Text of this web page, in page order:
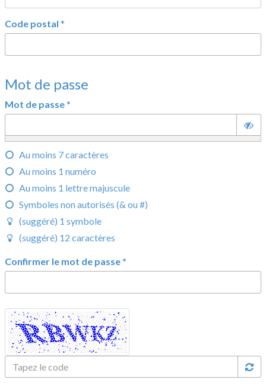
Code postal *
Mot de passe
Mot de passe*
Au moins 7 caractères
Au moins 1 numéro
Au moins 1 lettre majuscule
Symboles non autorisés (& ou #)
(suggéré) 1 symbole
(suggéré) 12 caractères
Confirmer le mot de passe*
le